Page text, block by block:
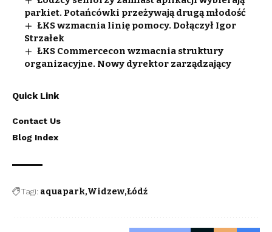
parkiet. Potańcówki przeżywają drugą młodość
ŁKS wzmacnia linię pomocy. Dołączył Igor
Strzałek
ŁKS Commercecon wzmacnia struktury
organizacyjne. Nowy dyrektor zarządzający
Quick Link
Contact Us
Blog Index
Tagi: aquapark Widzew Łódź